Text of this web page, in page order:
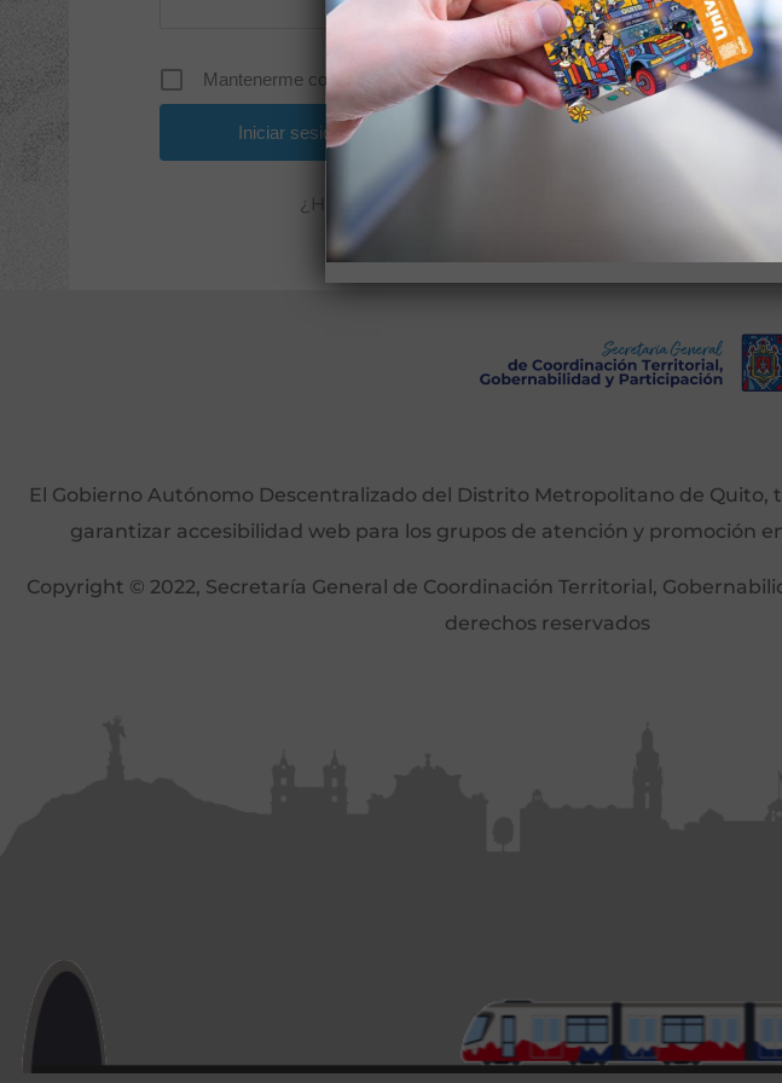
Mantenerme conectado
Registro
¿Has olvidado tu contraseña?
El Gobierno Autónomo Descentralizado del Distrito Metropolitano de Quito,
garantizar accesibilidad web para los grupos de atención y promoción
Copyright © 2022, Secretaría General de Coordinación Territorial,
derechos reservados